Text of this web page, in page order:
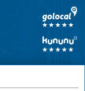
IT-Beratung und